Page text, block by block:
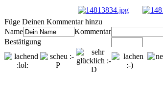
Füge Deinen Kommentar hinzu
Name
Kommentar
Bestätigung